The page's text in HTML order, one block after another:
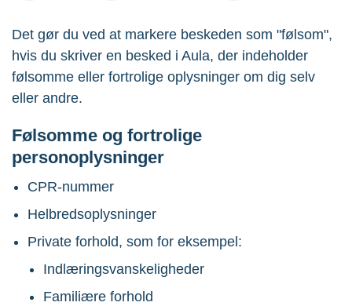
Det gør du ved at markere beskeden som "følsom",
hvis du skriver en besked i Aula, der indeholder
følsomme eller fortrolige oplysninger om dig selv
eller andre.
Følsomme og fortrolige
personoplysninger
CPR-nummer
Helbredsoplysninger
Private forhold, som for eksempel:
Indlæringsvanskeligheder
Familiære forhold